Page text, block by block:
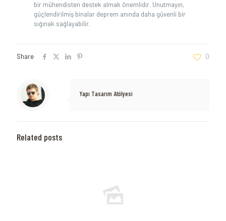
bir mühendisten destek almak⁤ önemlidir. Unutmayın,
güçlendirilmiş binalar ⁣deprem anında daha ‍güvenli bir
sığınak sağlayabilir.
Share 0
Yapı Tasarım Atölyesi
Related posts